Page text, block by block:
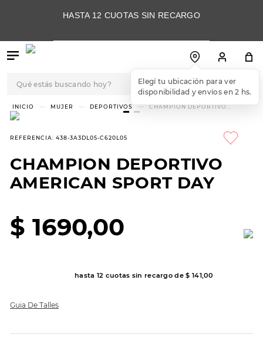
HASTA 12 CUOTAS SIN RECARGO
Elegí tu ubicación para ver
disponibilidad y envíos en 2 hs.
MUJER DEPORTIVOS
CHAMPION DEPORTIVO
REFERENCIA: 438-3A3DL05-C620L05
CHAMPION DEPORTIVO
AMERICAN SPORT DAY
$ 1690,00
hasta 12 cuotas sin recargo de$ 141,00
Guia De Talles
TÉRMINOS MÁS
BUSCADOS
3.
skechers slip-ins
8.
hitec